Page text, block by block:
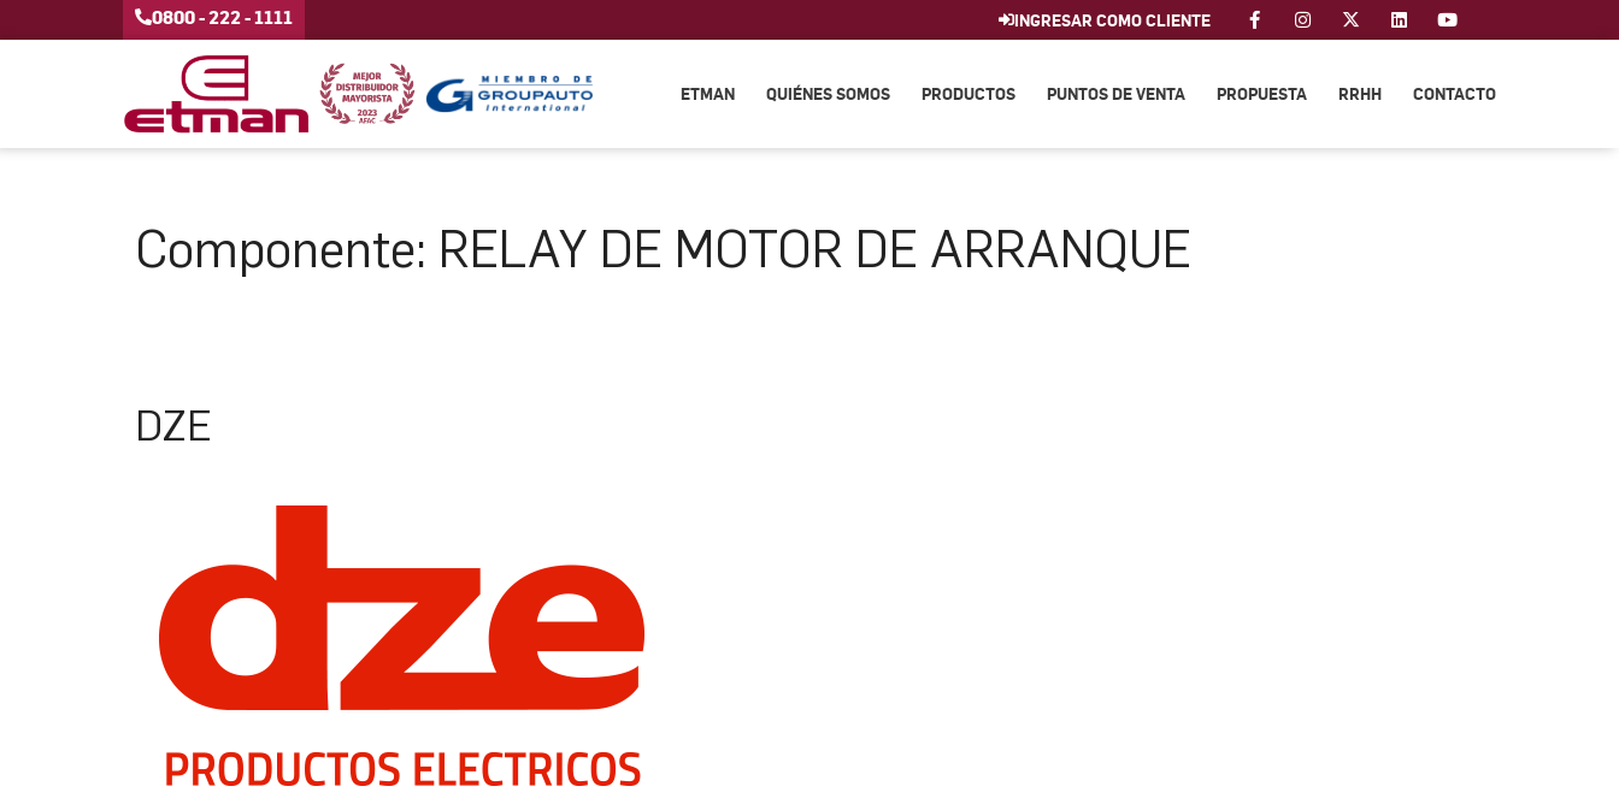
0800 - 222 - 1111 INGRESAR COMO CLIENTE
ETMAN QUIÉNES SOMOS PRODUCTOS PUNTOS DE VENTA PROPUESTA RRHH CONTACTO
Componente: RELAY DE MOTOR DE ARRANQUE
DZE